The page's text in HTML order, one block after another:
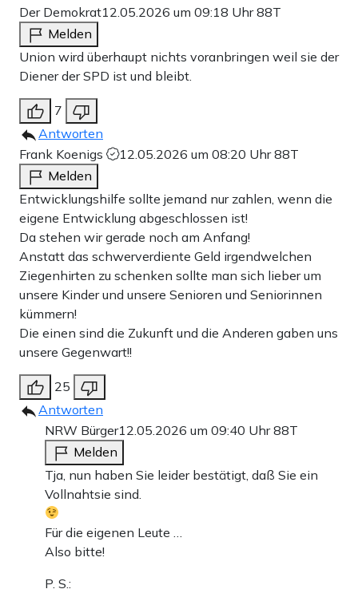
Der Demokrat12.05.2026 um 09:18 Uhr88T
Melden
Union wird überhaupt nichts voranbringen weil sie der
Diener der SPD ist und bleibt.
7
Antworten
Frank Koenigs
12.05.2026 um 08:20 Uhr88T
Melden
Entwicklungshilfe sollte jemand nur zahlen, wenn die
eigene Entwicklung abgeschlossen ist!
Da stehen wir gerade noch am Anfang!
Anstatt das schwerverdiente Geld irgendwelchen
Ziegenhirten zu schenken sollte man sich lieber um
unsere Kinder und unsere Senioren und Seniorinnen
kümmern!
Die einen sind die Zukunft und die Anderen gaben uns
unsere Gegenwart!!
25
Antworten
NRW Bürger12.05.2026 um 09:40 Uhr88T
Melden
Tja, nun haben Sie leider bestätigt, daß Sie ein
Vollnahtsie sind.
Für die eigenen Leute …
Also bitte!
P. S.: